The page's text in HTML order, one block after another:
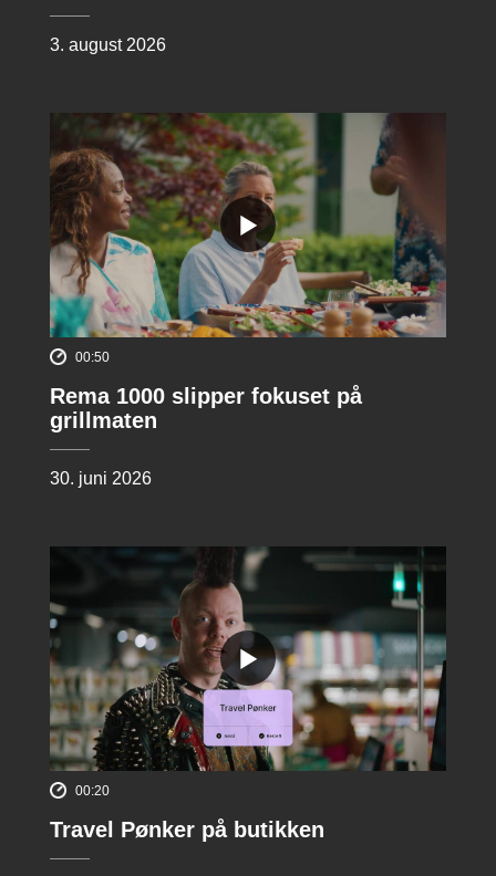
3. august 2026
00:50
Rema 1000 slipper fokuset på
grillmaten
30. juni 2026
00:20
Travel Pønker på butikken